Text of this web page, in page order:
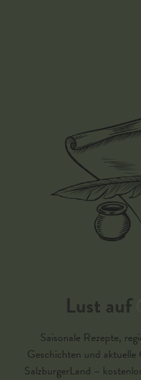
Lust auf
Saisonale Rezepte,
Geschichten und aktuelle
SalzburgerLand –